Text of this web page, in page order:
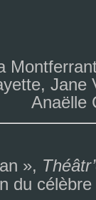
Jane
Anaëlle
»,
du